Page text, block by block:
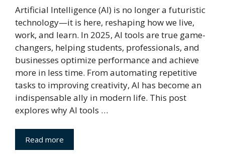
Artificial Intelligence (AI) is no longer a futuristic
technology—it is here, reshaping how we live,
work, and learn. In 2025, AI tools are true game-
changers, helping students, professionals, and
businesses optimize performance and achieve
more in less time. From automating repetitive
tasks to improving creativity, AI has become an
indispensable ally in modern life. This post
explores why AI tools …
Read more